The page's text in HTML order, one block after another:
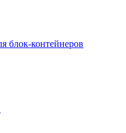
блок-контейнеров